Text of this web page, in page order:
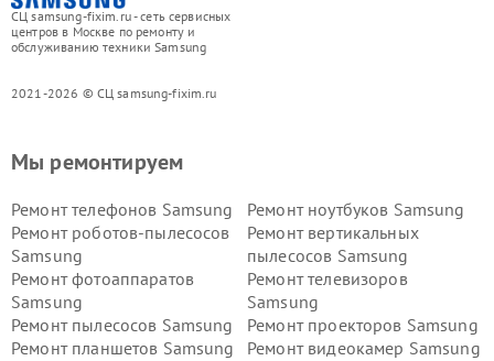
СЦ samsung-fixim.ru - сеть сервисных
центров в Москве по ремонту и
обслуживанию техники Samsung
2021-2026 © СЦ samsung-fixim.ru
Мы ремонтируем
Ремонт телефонов Samsung
Ремонт ноутбуков Samsung
Ремонт роботов-пылесосов
Samsung
Ремонт вертикальных
пылесосов Samsung
Ремонт фотоаппаратов
Samsung
Ремонт телевизоров
Samsung
Ремонт пылесосов Samsung
Ремонт проекторов Samsung
Ремонт планшетов Samsung
Ремонт видеокамер Samsung